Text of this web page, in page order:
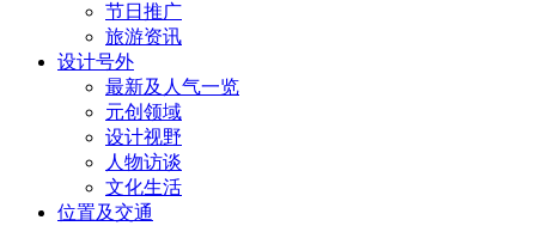
节日推广
旅游资讯
设计号外
最新及人气一览
元创领域
设计视野
人物访谈
文化生活
位置及交通